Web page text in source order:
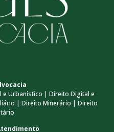
Urbanístico | Direito Digital e
| Direito Minerário | Direito